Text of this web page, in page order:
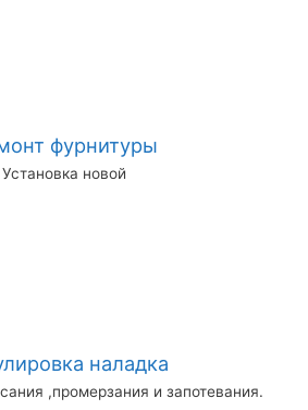
фурнитуры
Установка новой
наладка
,промерзания и запотевания.